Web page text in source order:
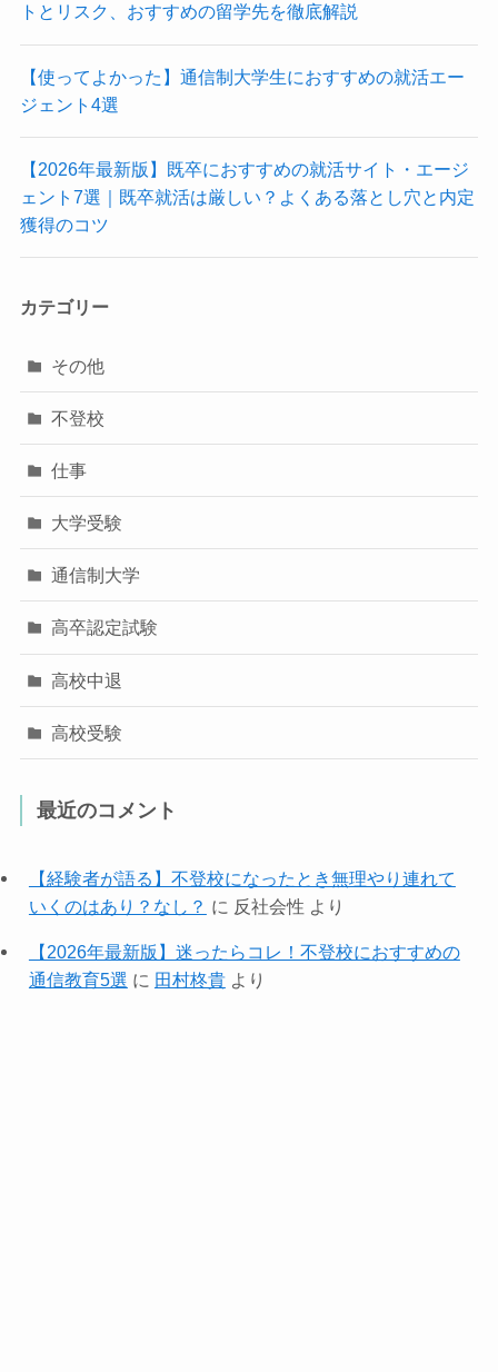
トとリスク、おすすめの留学先を徹底解説
【使ってよかった】通信制大学生におすすめの就活エー
ジェント4選
【2026年最新版】既卒におすすめの就活サイト・エージ
ェント7選｜既卒就活は厳しい？よくある落とし穴と内定
獲得のコツ
カテゴリー
その他
不登校
仕事
大学受験
通信制大学
高卒認定試験
高校中退
高校受験
最近のコメント
【経験者が語る】不登校になったとき無理やり連れて
いくのはあり？なし？ に 反社会性 より
【2026年最新版】迷ったらコレ！不登校におすすめの
通信教育5選 に 田村柊貴より